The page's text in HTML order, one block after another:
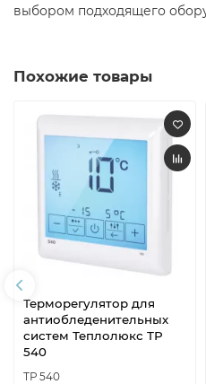
выбором подходящего
Похожие товары
Терморегулятор для
антиобледенительных
систем Теплолюкс ТР
540
ТР 540